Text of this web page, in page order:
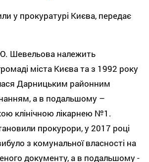
у прокуратурі Києва, передає
Шевельова належить
міста Києва та з 1992 року
Дарницьким районним
а в подальшому –
клінічною лікарнею №1.
прокурори, у 2017 році
з комунальної власності на
документу, а в подальшому -